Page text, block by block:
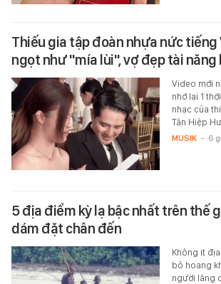
Thiếu gia tập đoàn nhựa nức tiếng
ngọt như "mía lùi", vợ đẹp tài năng
Video mới
nhớ lại 1
nhạc của
Tân Hiệp
MUSIK - 6
5 địa điểm kỳ lạ bậc nhất trên thế
dám đặt chân đến
Không ít
bỏ hoang
người lãng